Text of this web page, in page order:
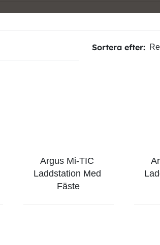
Sortera efter:
Argus Mi-TIC
Laddstation Med
Fäste